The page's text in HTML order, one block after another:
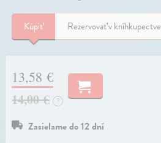
Kúpiť Rezervovať v kníhkupectve
13,58 €
14,00 €
?
Zasielame do 12 dní